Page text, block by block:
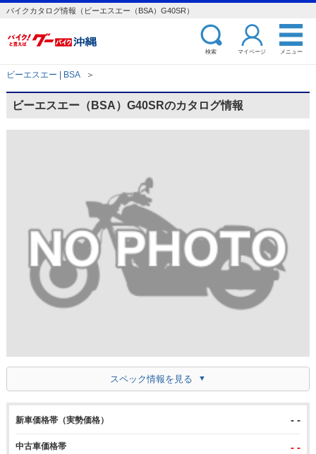
バイクカタログ情報（ビーエスエー（BSA）G40SR）
検索 マイページ メニュー
ビーエスエー | BSA ＞
ビーエスエー（BSA）G40SRのカタログ情報
スペック情報を見る
新車価格帯（実勢価格） - -
中古車価格帯 - -